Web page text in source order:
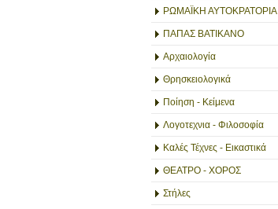
ΡΩΜΑΪΚΗ ΑΥΤΟΚΡΑΤΟΡΙΑ
ΠΑΠΑΣ ΒΑΤΙΚΑΝΟ
Αρχαιολογία
Θρησκειολογικά
Ποίηση - Κείμενα
Λογοτεχνια - Φιλοσοφία
Καλές Τέχνες - Εικαστικά
ΘΕΑΤΡΟ - ΧΟΡΟΣ
Στήλες